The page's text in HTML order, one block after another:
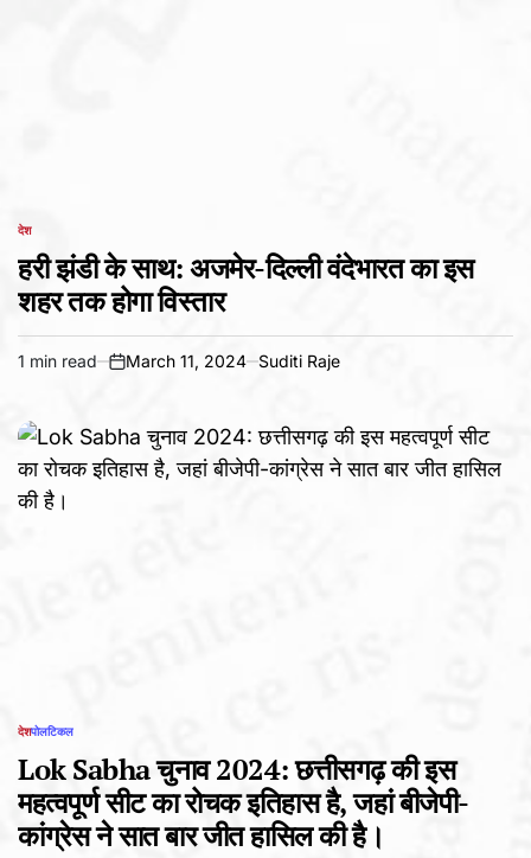
POSTED
देश
हरी झंडी के साथ: अजमेर-दिल्ली वंदेभारत का इस
शहर तक होगा विस्तार
Estimated
time
1 min read
on
March 11, 2024 Suditi Raje
POSTED
देशपोलटिकल
Lok Sabha चुनाव 2024: छत्तीसगढ़ की इस
महत्वपूर्ण सीट का रोचक इतिहास है, जहां बीजेपी-
कांग्रेस ने सात बार जीत हासिल की है।